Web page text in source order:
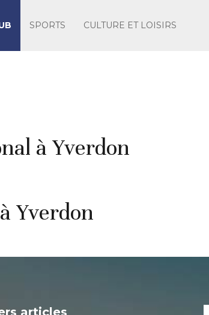
SPORTS CULTURE ET LOISIRS
à Yverdon
Yverdon
articles